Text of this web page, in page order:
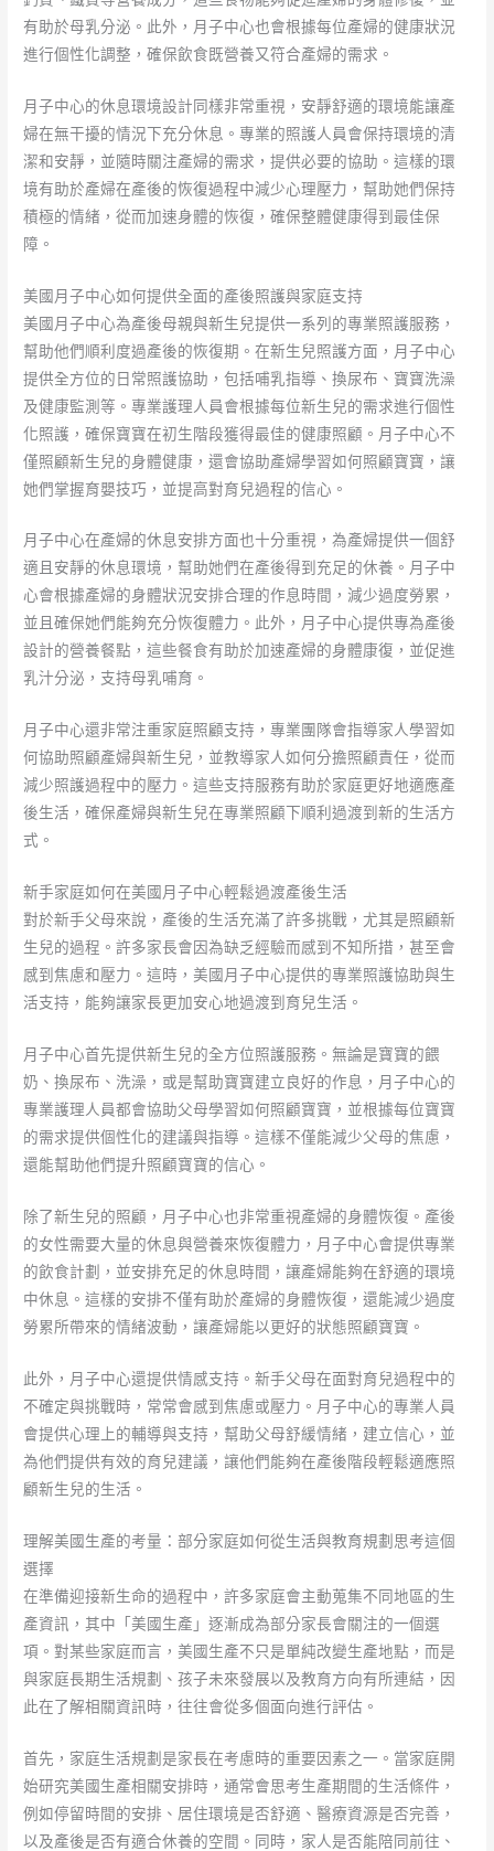
有助於母乳分泌。此外，月子中心也會根據每位產婦的健康狀況
進行個性化調整，確保飲食既營養又符合產婦的需求。
月子中心的休息環境設計同樣非常重視，安靜舒適的環境能讓產
婦在無干擾的情況下充分休息。專業的照護人員會保持環境的清
潔和安靜，並隨時關注產婦的需求，提供必要的協助。這樣的環
境有助於產婦在產後的恢復過程中減少心理壓力，幫助她們保持
積極的情緒，從而加速身體的恢復，確保整體健康得到最佳保
障。
美國月子中心如何提供全面的產後照護與家庭支持
美國月子中心為產後母親與新生兒提供一系列的專業照護服務，
幫助他們順利度過產後的恢復期。在新生兒照護方面，月子中心
提供全方位的日常照護協助，包括哺乳指導、換尿布、寶寶洗澡
及健康監測等。專業護理人員會根據每位新生兒的需求進行個性
化照護，確保寶寶在初生階段獲得最佳的健康照顧。月子中心不
僅照顧新生兒的身體健康，還會協助產婦學習如何照顧寶寶，讓
她們掌握育嬰技巧，並提高對育兒過程的信心。
月子中心在產婦的休息安排方面也十分重視，為產婦提供一個舒
適且安靜的休息環境，幫助她們在產後得到充足的休養。月子中
心會根據產婦的身體狀況安排合理的作息時間，減少過度勞累，
並且確保她們能夠充分恢復體力。此外，月子中心提供專為產後
設計的營養餐點，這些餐食有助於加速產婦的身體康復，並促進
乳汁分泌，支持母乳哺育。
月子中心還非常注重家庭照顧支持，專業團隊會指導家人學習如
何協助照顧產婦與新生兒，並教導家人如何分擔照顧責任，從而
減少照護過程中的壓力。這些支持服務有助於家庭更好地適應產
後生活，確保產婦與新生兒在專業照顧下順利過渡到新的生活方
式。
新手家庭如何在美國月子中心輕鬆過渡產後生活
對於新手父母來說，產後的生活充滿了許多挑戰，尤其是照顧新
生兒的過程。許多家長會因為缺乏經驗而感到不知所措，甚至會
感到焦慮和壓力。這時，美國月子中心提供的專業照護協助與生
活支持，能夠讓家長更加安心地過渡到育兒生活。
月子中心首先提供新生兒的全方位照護服務。無論是寶寶的餵
奶、換尿布、洗澡，或是幫助寶寶建立良好的作息，月子中心的
專業護理人員都會協助父母學習如何照顧寶寶，並根據每位寶寶
的需求提供個性化的建議與指導。這樣不僅能減少父母的焦慮，
還能幫助他們提升照顧寶寶的信心。
除了新生兒的照顧，月子中心也非常重視產婦的身體恢復。產後
的女性需要大量的休息與營養來恢復體力，月子中心會提供專業
的飲食計劃，並安排充足的休息時間，讓產婦能夠在舒適的環境
中休息。這樣的安排不僅有助於產婦的身體恢復，還能減少過度
勞累所帶來的情緒波動，讓產婦能以更好的狀態照顧寶寶。
此外，月子中心還提供情感支持。新手父母在面對育兒過程中的
不確定與挑戰時，常常會感到焦慮或壓力。月子中心的專業人員
會提供心理上的輔導與支持，幫助父母舒緩情緒，建立信心，並
為他們提供有效的育兒建議，讓他們能夠在產後階段輕鬆適應照
顧新生兒的生活。
理解美國生產的考量：部分家庭如何從生活與教育規劃思考這個
選擇
在準備迎接新生命的過程中，許多家庭會主動蒐集不同地區的生
產資訊，其中「美國生產」逐漸成為部分家長會關注的一個選
項。對某些家庭而言，美國生產不只是單純改變生產地點，而是
與家庭長期生活規劃、孩子未來發展以及教育方向有所連結，因
此在了解相關資訊時，往往會從多個面向進行評估。
首先，家庭生活規劃是家長在考慮時的重要因素之一。當家庭開
始研究美國生產相關安排時，通常會思考生產期間的生活條件，
例如停留時間的安排、居住環境是否舒適、醫療資源是否完善，
以及產後是否有適合休養的空間。同時，家人是否能陪同前往、